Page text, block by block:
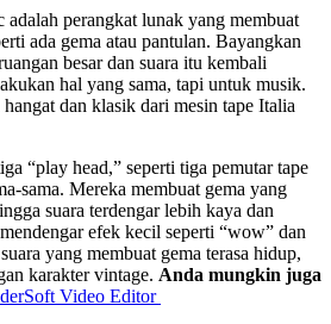
perangkat lunak yang membuat
ada gema atau pantulan. Bayangkan
besar dan suara itu kembali
hal yang sama, tapi untuk musik.
dan klasik dari mesin tape Italia
“play head,” seperti tiga pemutar tape
sama. Mereka membuat gema yang
suara terdengar lebih kaya dan
efek kecil seperti “wow” dan
yang membuat gema terasa hidup,
karakter vintage. Anda mungkin juga
Video Editor